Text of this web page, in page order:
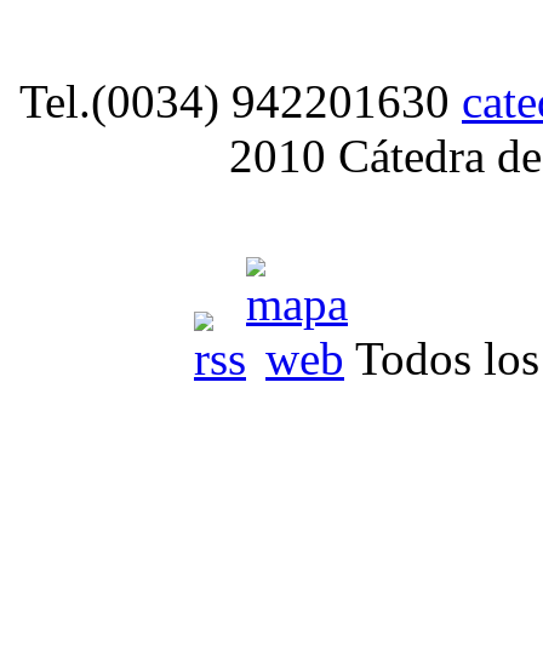
Tel.(0034) 942201630
2010 Cátedra
Todos